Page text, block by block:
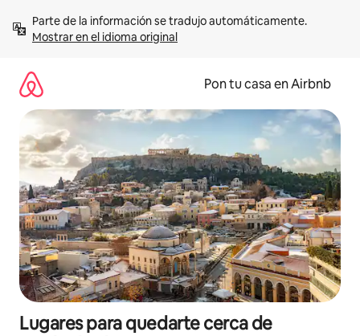
contenidoMostrar en el idioma original
Pon tu casa en Airbnb
Lugares para quedarte cerca de